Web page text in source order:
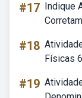
#17 Indique
#18
Físicas
#19